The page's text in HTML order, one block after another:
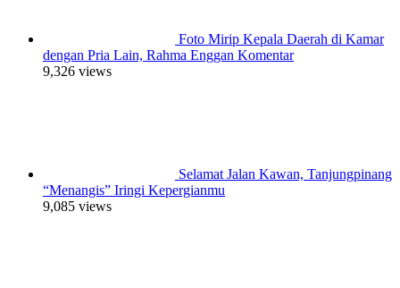
Foto Mirip Kepala Daerah di Kamar
dengan Pria Lain, Rahma Enggan Komentar
9,326 views
Selamat Jalan Kawan, Tanjungpinang
“Menangis” Iringi Kepergianmu
9,085 views